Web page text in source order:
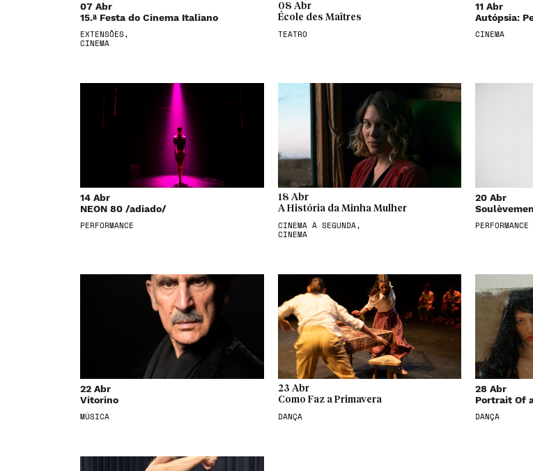
07 Abr
15.ª Festa do Cinema Italiano
EXTENSÕES,
CINEMA
08 Abr
École des Maîtres
TEATRO
11 Abr
Autópsia:
CINEMA
14 Abr
NEON 80 /adiado/
PERFORMANCE
18 Abr
A História da Minha Mulher
CINEMA À SEGUNDA,
CINEMA
20 Abr
PERFORMANCE
22 Abr
Vitorino
MÚSICA
23 Abr
Como Faz a Primavera
DANÇA
28 Abr
Portrait Of
DANÇA